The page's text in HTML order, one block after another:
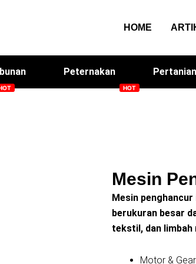
HOME
Peternakan Pertanian
Mesin
Mesin
berukuran besar
tekstil, dan limbah
Motor &